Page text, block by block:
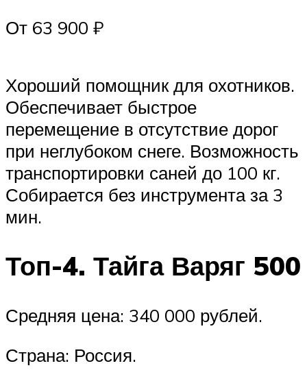
От 63 900 ₽
Хороший помощник для охотников.
Обеспечивает быстрое
перемещение в отсутствие дорог
при неглубоком снеге. Возможность
транспортировки саней до 100 кг.
Собирается без инструмента за 3
мин.
Топ-4. Тайга Варяг 500
Средняя цена: 340 000 рублей.
Страна: Россия.